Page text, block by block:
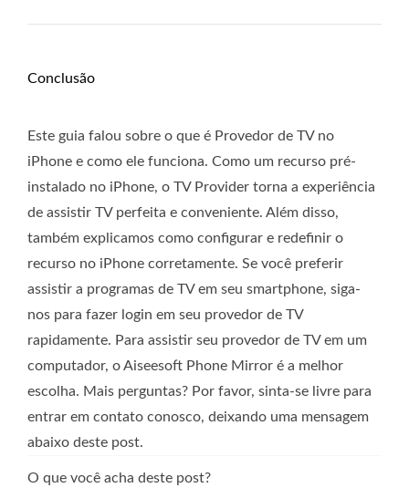
Conclusão
Este guia falou sobre o que é Provedor de TV no
iPhone e como ele funciona. Como um recurso pré-
instalado no iPhone, o TV Provider torna a experiência
de assistir TV perfeita e conveniente. Além disso,
também explicamos como configurar e redefinir o
recurso no iPhone corretamente. Se você preferir
assistir a programas de TV em seu smartphone, siga-
nos para fazer login em seu provedor de TV
rapidamente. Para assistir seu provedor de TV em um
computador, o Aiseesoft Phone Mirror é a melhor
escolha. Mais perguntas? Por favor, sinta-se livre para
entrar em contato conosco, deixando uma mensagem
abaixo deste post.
O que você acha deste post?